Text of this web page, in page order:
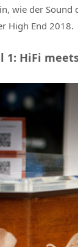
wie der
High End 2018.
1: HiFi